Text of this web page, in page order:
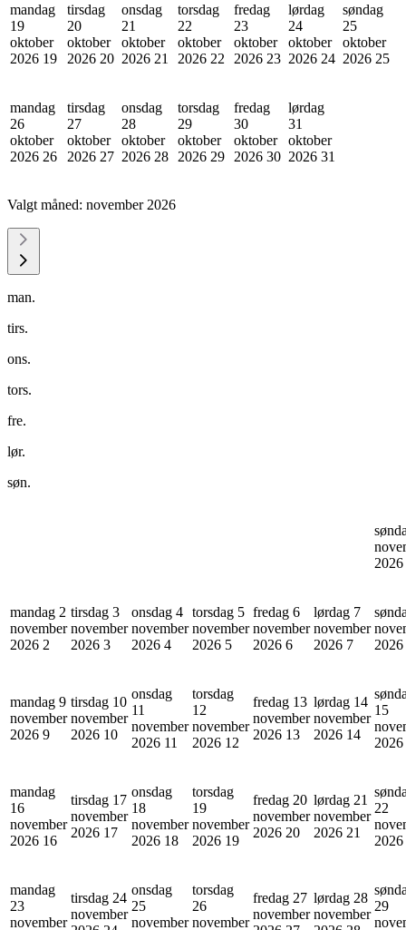
mandag
19
oktober
2026 19
tirsdag
20
oktober
2026 20
onsdag
21
oktober
2026 21
torsdag
22
oktober
2026 22
fredag
23
oktober
2026 23
lørdag
24
oktober
2026 24
søndag
25
oktober
2026 25
mandag
26
oktober
2026 26
tirsdag
27
oktober
2026 27
onsdag
28
oktober
2026 28
torsdag
29
oktober
2026 29
fredag
30
oktober
2026 30
lørdag
31
oktober
2026 31
Valgt måned: november 2026
man.
tirs.
ons.
tors.
fre.
lør.
søn.
2026
mandag 2
november
2026 2
tirsdag 3
november
2026 3
onsdag 4
november
2026 4
torsdag 5
november
2026 5
fredag 6
november
2026 6
lørdag 7
november
2026 7
2026
mandag 9
november
2026 9
tirsdag 10
november
2026 10
onsdag
11
november
2026 11
torsdag
12
november
2026 12
fredag 13
november
2026 13
lørdag 14
november
2026 14
15
2026
mandag
16
november
2026 16
tirsdag 17
november
2026 17
onsdag
18
november
2026 18
torsdag
19
november
2026 19
fredag 20
november
2026 20
lørdag 21
november
2026 21
22
2026
mandag
23
november
tirsdag 24
november
onsdag
25
november
torsdag
26
november
fredag 27
november
lørdag 28
november
29